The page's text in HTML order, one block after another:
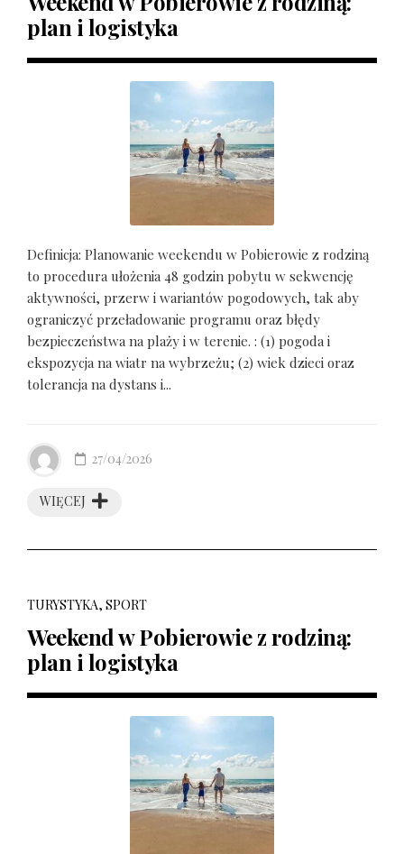
plan i logistyka
Definicja: Planowanie weekendu w Pobierowie z rodziną
to procedura ułożenia 48 godzin pobytu w sekwencję
aktywności, przerw i wariantów pogodowych, tak aby
ograniczyć przeładowanie programu oraz błędy
bezpieczeństwa na plaży i w terenie. : (1) pogoda i
ekspozycja na wiatr na wybrzeżu; (2) wiek dzieci oraz
tolerancja na dystans i...
WIĘCEJ
27/04/2026
TURYSTYKA, SPORT
Weekend w Pobierowie z rodziną:
plan i logistyka